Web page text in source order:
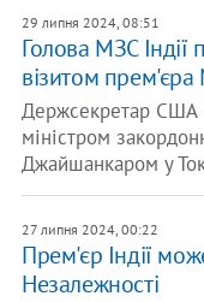
29 липня 2024, 08:51
​Голова МЗС Індії
візитом
Держсекретар США
міністром
Джайшанкаром у
27 липня 2024, 00:22
Прем'єр Індії
Незалежності